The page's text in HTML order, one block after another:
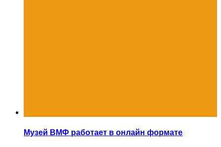
Музей ВМФ работает в онлайн формате